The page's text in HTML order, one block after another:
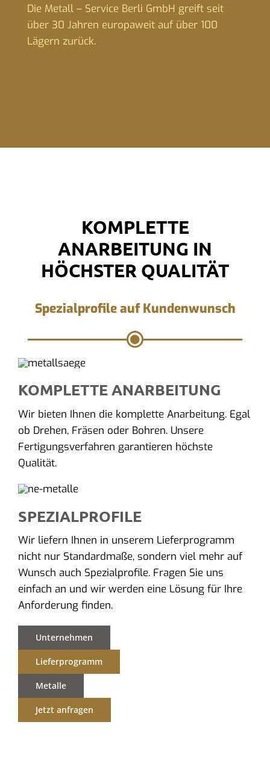
Die Metall – Service Berli GmbH greift seit
über 30 Jahren europaweit auf über 100
Lägern zurück.
KOMPLETTE
ANARBEITUNG IN
HÖCHSTER QUALITÄT
Spezialprofile auf Kundenwunsch
KOMPLETTE ANARBEITUNG
Wir bieten Ihnen die komplette Anarbeitung. Egal
ob Drehen, Fräsen oder Bohren. Unsere
Fertigungsverfahren garantieren höchste
Qualität.
SPEZIALPROFILE
Wir liefern Ihnen in unserem Lieferprogramm
nicht nur Standardmaße, sondern viel mehr auf
Wunsch auch Spezialprofile. Fragen Sie uns
einfach an und wir werden eine Lösung für Ihre
Anforderung finden.
Unternehmen
Lieferprogramm
Metalle
Jetzt anfragen